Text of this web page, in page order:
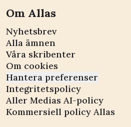
Om Allas
Nyhetsbrev
Alla ämnen
Våra skribenter
Om cookies
Hantera preferenser
Integritetspolicy
Aller Medias AI-policy
Kommersiell policy Allas